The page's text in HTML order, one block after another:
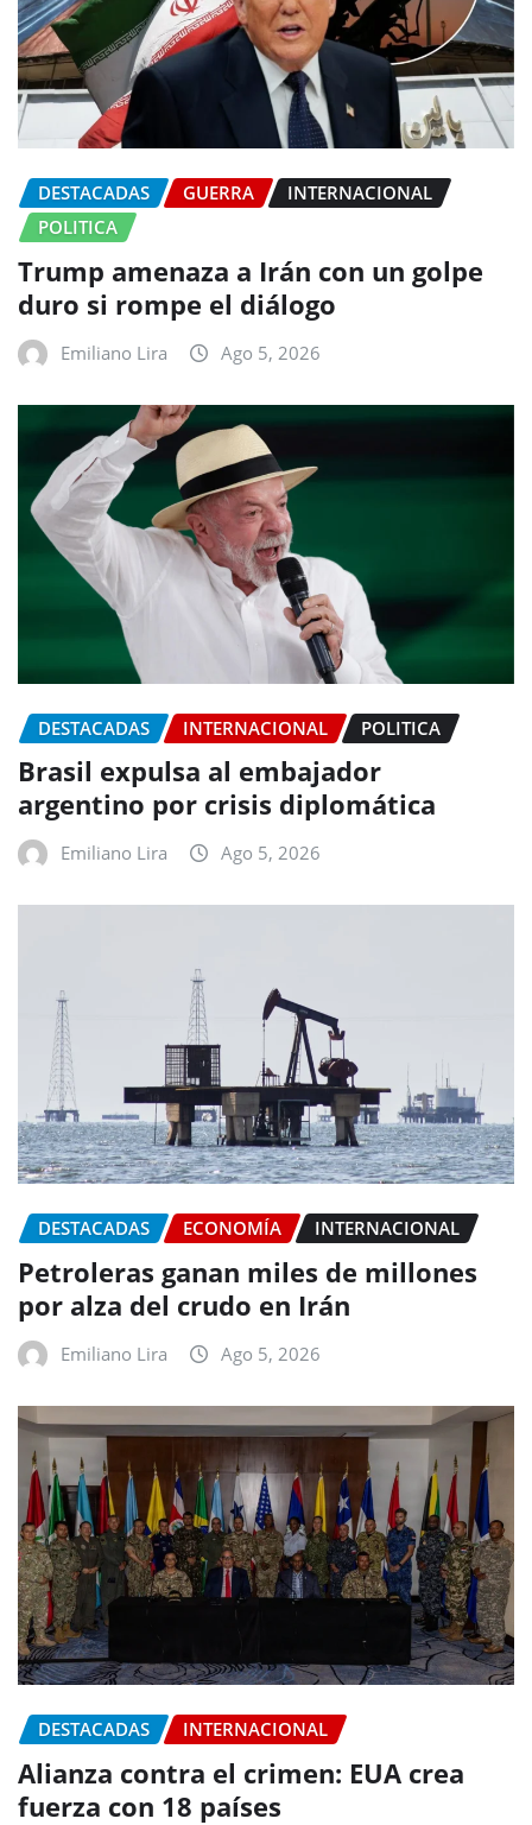
DESTACADAS GUERRA
INTERNACIONAL
POLITICA
Trump amenaza a Irán con un golpe
duro si rompe el diálogo
Emiliano Lira Ago 5, 2026
DESTACADAS INTERNACIONAL POLITICA
Brasil expulsa al embajador
argentino por crisis diplomática
Emiliano Lira Ago 5, 2026
DESTACADAS ECONOMÍA INTERNACIONAL
Petroleras ganan miles de millones
por alza del crudo en Irán
Emiliano Lira Ago 5, 2026
DESTACADAS INTERNACIONAL
Alianza contra el crimen: EUA crea
fuerza con 18 países